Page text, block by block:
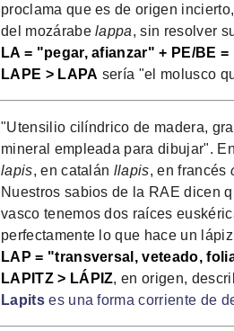
proclama que es de origen
del mozárabelappa, sin resolver
LA = "pegar, afianzar" + PE/BE
LAPE > LAPA sería "el molusco
"Utensilio cilíndrico de madera,
mineral empleada para dibujar".
lapis, en catalán llapis, en francés
Nuestros sabios de la RAE dicen
vasco tenemos dos raíces
perfectamente lo que hace un
LAP = "transversal, veteado,
LAPITZ > LÁPIZ, en origen,
Lapitses una forma corriente de